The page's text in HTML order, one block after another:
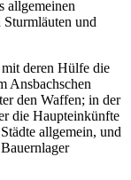
allgemeinen
und
deren Hülfe die
Ansbachschen
den Waffen; in der
die Haupteinkünfte
allgemein, und